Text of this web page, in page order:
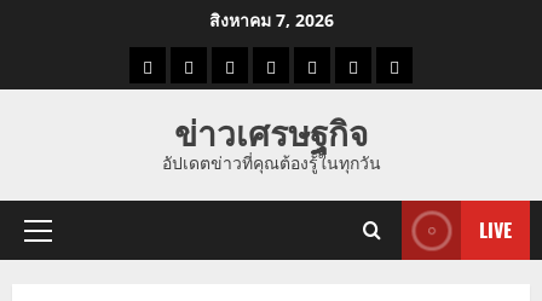
สิงหาคม 7, 2026
ราคาแนว
ราคา
ทอง
ข่าว
นี้
ข่าว
ดูด
ที่
ผู้ชาย
ข่าวเศรษฐกิจ
อัปเดตข่าวที่คุณต้องรู้ในทุกวัน
Primary
LIVE